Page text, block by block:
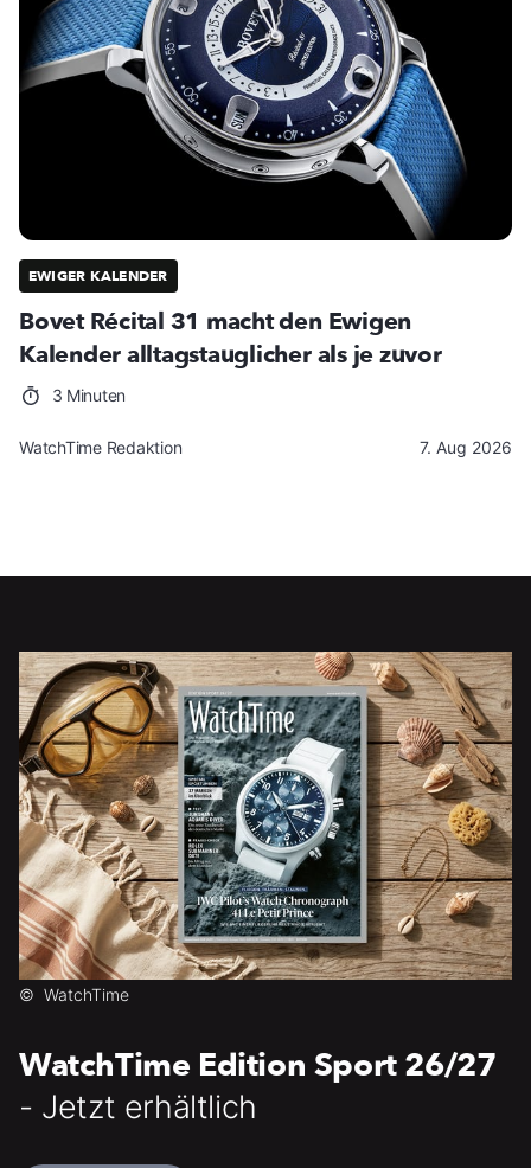
EWIGER KALENDER
Bovet Récital 31 macht den Ewigen
Kalender alltagstauglicher als je zuvor
3 Minuten
WatchTime Redaktion 7. Aug 2026
© WatchTime
WatchTime Edition Sport 26/27
- Jetzt erhältlich